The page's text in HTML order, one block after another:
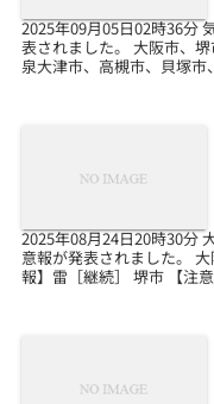
2025年09月05日02時36分
表されました。 大阪市、
泉大津市、高槻市、貝塚
2025年08月24日20時30分
意報が発表されました。
報】雷［継続］ 堺市 【注